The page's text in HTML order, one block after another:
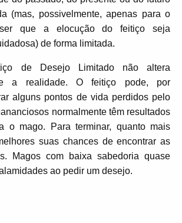
(mas, possivelmente, apenas para o
que a elocução do feitiço seja
de forma limitada.
de Desejo Limitado não altera
a realidade. O feitiço pode, por
alguns pontos de vida perdidos pelo
normalmente têm resultados
o mago. Para terminar, quanto mais
suas chances de encontrar as
Magos com baixa sabedoria quase
ao pedir um desejo.